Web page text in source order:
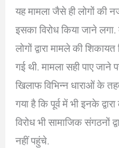
यह मामला जैसे ही लोगों की
इसका विरोध किया जाने
लोगों द्वारा मामले की
गई थी. मामला सही पाए
खिलाफ विभिन्न धाराओं के
गया है कि पूर्व में भी इनके
विरोध भी सामाजिक संगठनों
नहीं पहुंचे.